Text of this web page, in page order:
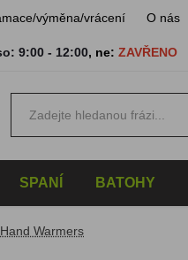
výměna/vrácení O nás
9:00 - 12:00, ne: ZAVŘENO
SPANÍ BATOHY
Warmers